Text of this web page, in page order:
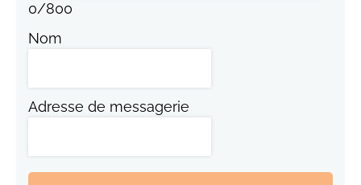
0/800
Nom
Adresse de messagerie